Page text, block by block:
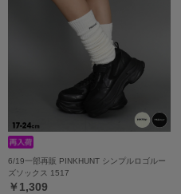
6/19一部再販 PINKHUNT シンプルロゴルー
ズソックス 1517
￥1,309